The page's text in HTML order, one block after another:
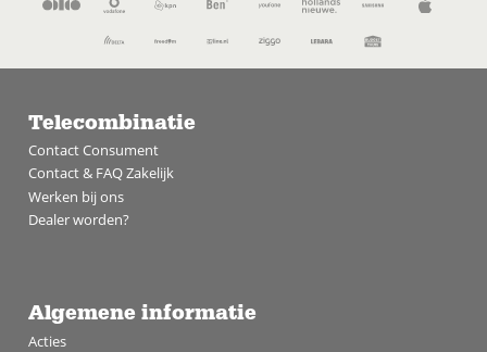
Telecombinatie
Contact Consument
Contact & FAQ Zakelijk
Werken bij ons
Dealer worden?
Algemene informatie
Acties